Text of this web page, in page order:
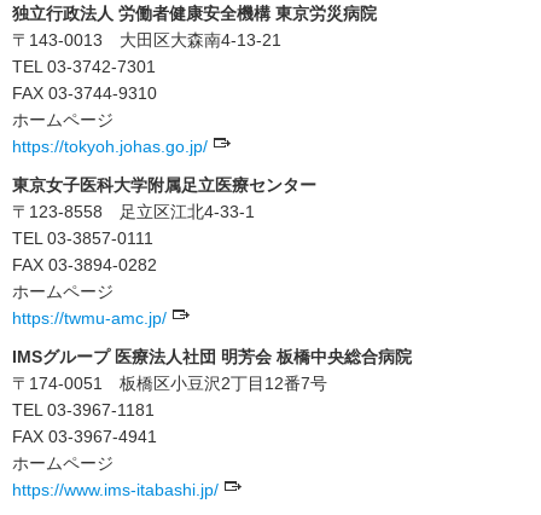
独立行政法人 労働者健康安全機構 東京労災病院
〒143-0013 大田区大森南4-13-21
TEL 03-3742-7301
FAX 03-3744-9310
ホームページ
https://tokyoh.johas.go.jp/
東京女子医科大学附属足立医療センター
〒123-8558 足立区江北4-33-1
TEL 03-3857-0111
FAX 03-3894-0282
ホームページ
https://twmu-amc.jp/
IMSグループ 医療法人社団 明芳会 板橋中央総合病院
〒174-0051 板橋区小豆沢2丁目12番7号
TEL 03-3967-1181
FAX 03-3967-4941
ホームページ
https://www.ims-itabashi.jp/